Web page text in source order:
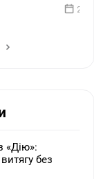
до ДПС
«Дію»:
без